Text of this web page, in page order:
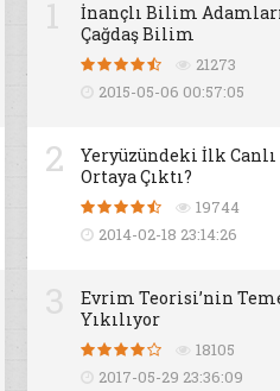
İnançlı Bilim
Çağdaş Bilim
21273
2015-05-06 00:57:05
2
Yeryüzündeki İlk Canlı
Ortaya Çıktı?
19744
2014-02-18 23:14:26
Evrim Teorisi’nin
Yıkılıyor
18105
2017-05-29 23:36:09